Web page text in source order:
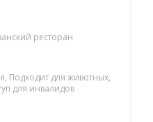
ресторан
Подходит для животных,
для инвалидов